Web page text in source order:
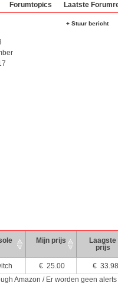
Forumtopics Laatste
+ Stuur bericht
Mijn prijs
Laagste
prijs
€25.00
€
Amazon / Er worden geen